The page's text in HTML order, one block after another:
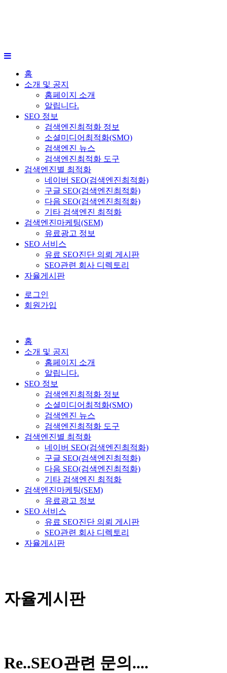
홈
소개 및 공지
홈페이지 소개
알립니다.
SEO 정보
검색엔진최적화 정보
소셜미디어최적화(SMO)
검색엔진 뉴스
검색엔진최적화 도구
검색엔진별 최적화
네이버 SEO(검색엔진최적화)
구글 SEO(검색엔진최적화)
다음 SEO(검색엔진최적화)
기타 검색엔진 최적화
검색엔진마케팅(SEM)
유료광고 정보
SEO 서비스
유료 SEO진단 의뢰 게시판
SEO관련 회사 디렉토리
자율게시판
로그인
회원가입
홈
소개 및 공지
홈페이지 소개
알립니다.
SEO 정보
검색엔진최적화 정보
소셜미디어최적화(SMO)
검색엔진 뉴스
검색엔진최적화 도구
검색엔진별 최적화
네이버 SEO(검색엔진최적화)
구글 SEO(검색엔진최적화)
다음 SEO(검색엔진최적화)
기타 검색엔진 최적화
검색엔진마케팅(SEM)
유료광고 정보
SEO 서비스
유료 SEO진단 의뢰 게시판
SEO관련 회사 디렉토리
자율게시판
자율게시판
Re..SEO관련 문의....